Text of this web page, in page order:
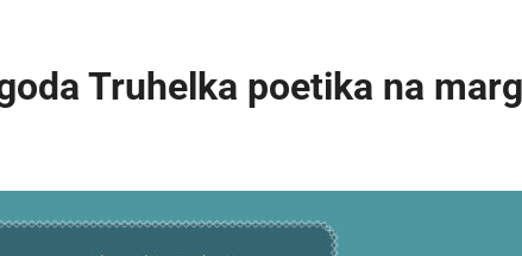
Truhelka poetika na